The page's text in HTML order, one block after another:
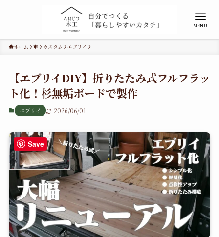
MENU
ホーム 車 カスタム エブリイ
【エブリイDIY】折りたたみ式フルフラッ
ト化！杉無垢ボードで製作
エブリイ 2026/06/01
Save